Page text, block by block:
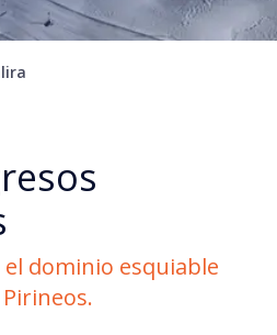
dominio esquiable